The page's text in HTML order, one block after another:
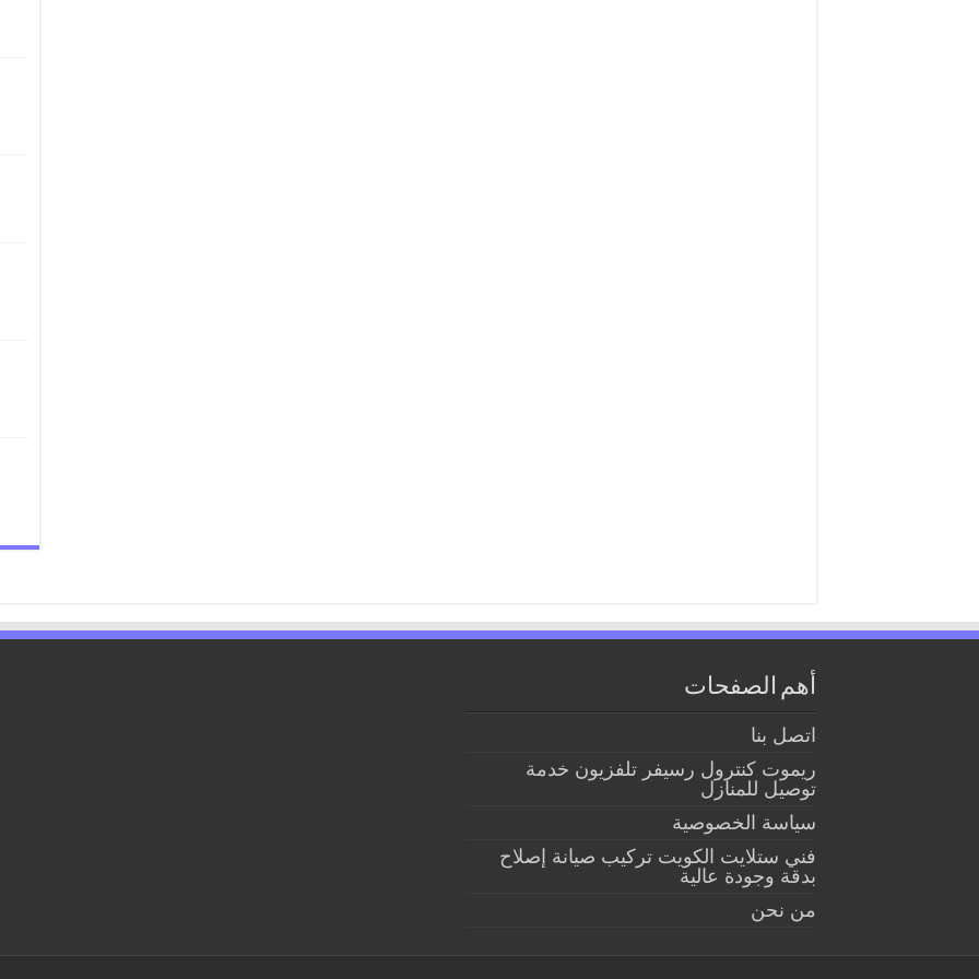
أهم الصفحات
اتصل بنا
ريموت كنترول رسيفر تلفزيون خدمة
توصيل للمنازل
سياسة الخصوصية
فني ستلايت الكويت تركيب صيانة إصلاح
بدقة وجودة عالية
من نحن